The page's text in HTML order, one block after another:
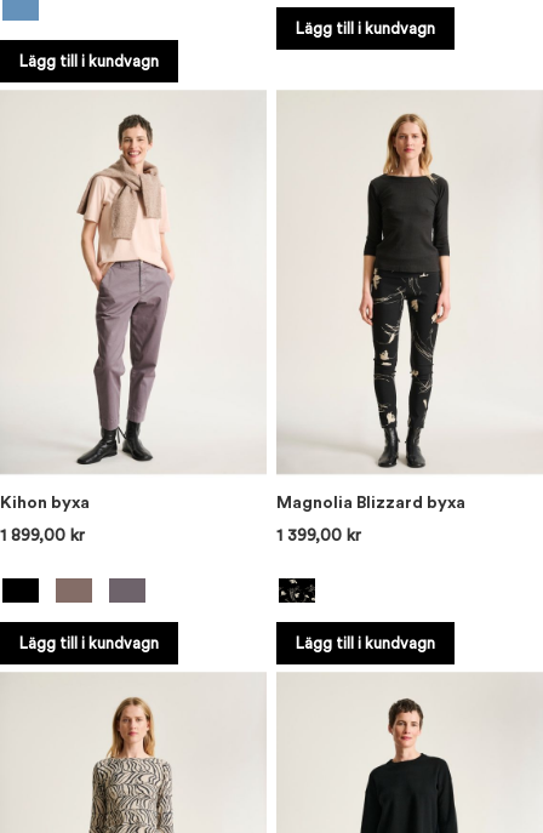
Lägg till i kundvagn
Lägg till i kundvagn
Kihon byxa
1 899,00 kr
Lägg till i kundvagn
Magnolia Blizzard byxa
1 399,00 kr
Lägg till i kundvagn